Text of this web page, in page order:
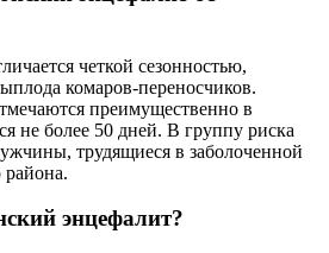
четкой сезонностью,
комаров-переносчиков.
преимущественно в
не более 50 дней. В группу риска
трудящиеся в заболоченной
района.
энцефалит?